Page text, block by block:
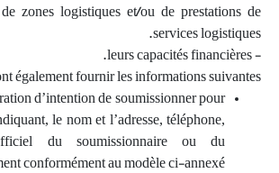
zones logistiques et/ou de prestations de
services logistiques.
- leurs capacités financières.
également fournir les informations suivantes :
d’intention de soumissionner pour
le nom et l’adresse, téléphone,
du soumissionnaire ou du
conformément au modèle ci-annexé.